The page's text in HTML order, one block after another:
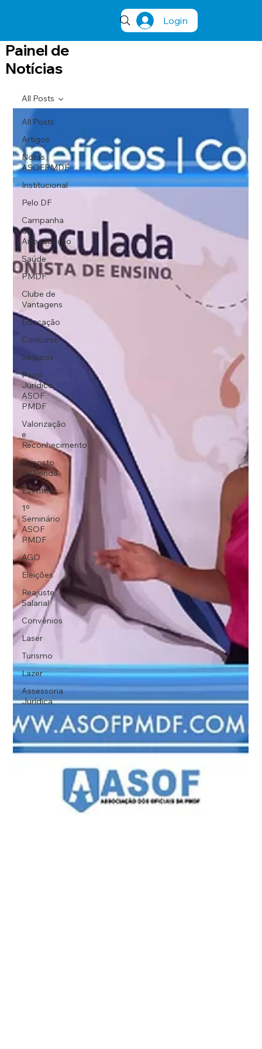
Login
Painel de
Notícias
All Posts
Artigos
Notas
ASOFPMDF
Institucional
Pelo DF
Campanha
de
Arrecadação
Saúde
PMDF
Clube de
Vantagens
Educação
Concurso
Seguros
Papo
Jurídico
ASOF
PMDF
Valorização
e
Reconhecimento
Imposto
de Renda
Eventos
1º
Seminário
ASOF
PMDF
AGO
Eleições
Reajuste
Salarial
Convênios
Laser
Turismo
Lazer
Assessoria
Jurídica
All Posts